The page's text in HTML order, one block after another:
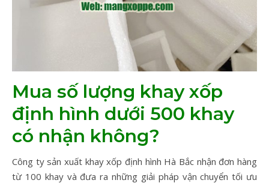
Mua số lượng khay xốp
định hình dưới 500 khay
có nhận không?
Công ty sản xuất khay xốp định hình Hà Bắc nhận đơn hàng
từ 100 khay và đưa ra những giải pháp vận chuyển tối ưu